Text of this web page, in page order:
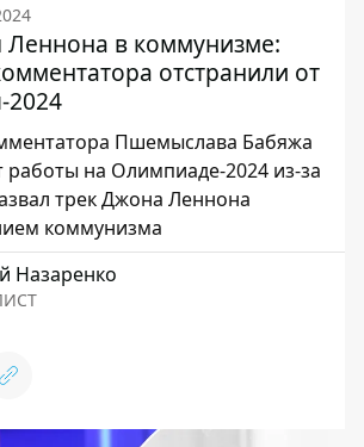
Леннона в коммунизме:
отстранили от
Пшемыслава Бабяжа
работы на Олимпиаде-2024 из-за
трек Джона Леннона
коммунизма
Назаренко